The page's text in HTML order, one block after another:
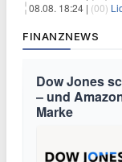
08.08. 18:24 | (00)
FINANZNEWS
Dow Jones
– und
Marke